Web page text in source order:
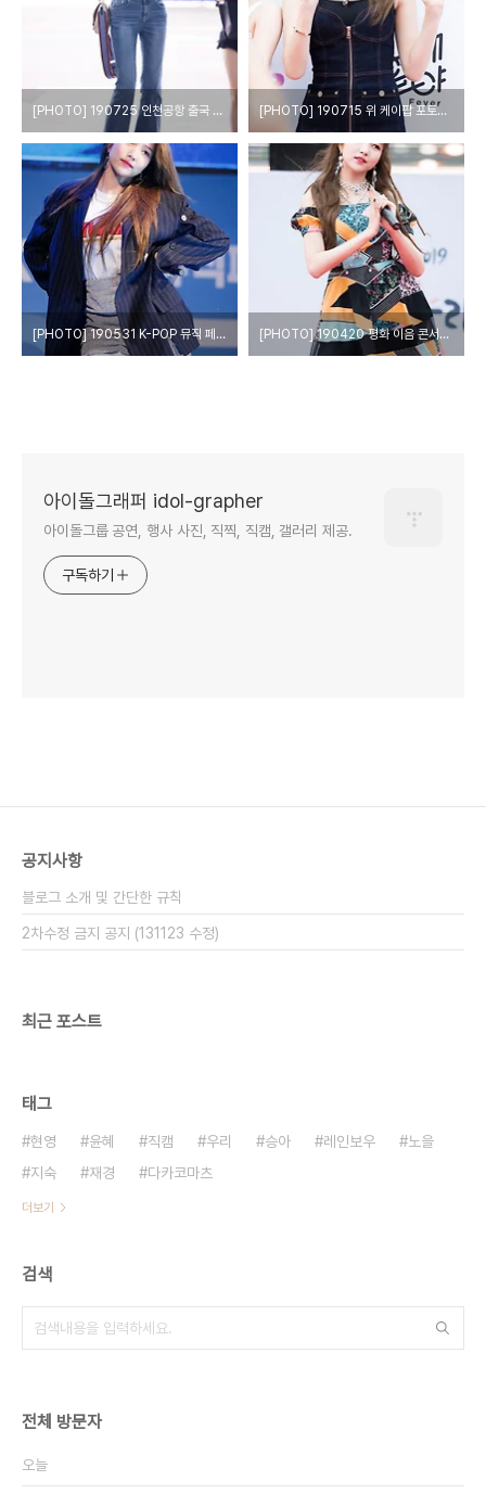
[PHOTO] 190725 인천공항 출국 - 여자친구 소원 by Girls Grapher [PHOTO] 190715 위 케이팝 포토월 - 여자친구 소원 by Girls Grapher
[PHOTO] 190531 K-POP 뮤직 페스티벌 - 여자친구 소원 by Girls Grapher [PHOTO] 190420 평화 이음 콘서트 - 여자친구 소원 by Girls Grapher
아이돌그래퍼 idol-grapher
아이돌그룹 공연, 행사 사진, 직찍, 직캠, 갤러리 제공.
구독하기
공지사항
블로그 소개 및 간단한 규칙
2차수정 금지 공지 (131123 수정)
최근 포스트
태그
현영 윤혜 직캠 우리 승아 레인보우
노을
지숙
재경 다카코마츠
더보기
검색
전체 방문자
오늘